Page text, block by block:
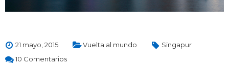
21 mayo, 2015 Vuelta al mundo
Singapur
10 Comentarios